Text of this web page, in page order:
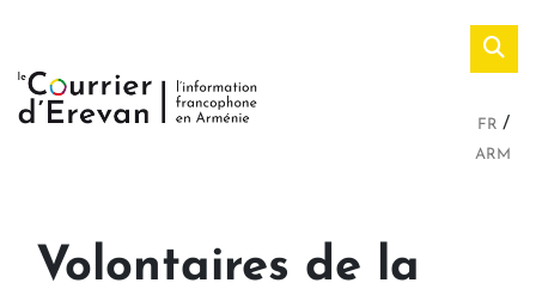
FR
ARM
Volontaires de la